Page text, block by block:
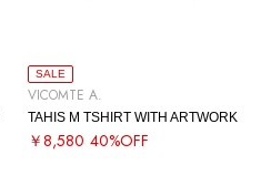
SALE
VICOMTE A.
TAHIS M TSHIRT WITH ARTWORK
￥8,580 40%OFF